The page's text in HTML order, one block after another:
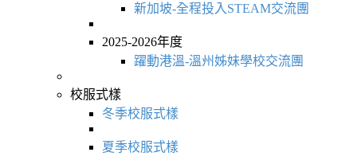
新加坡-全程投入STEAM交流團
2025-2026年度
躍動港溫-溫州姊妹學校交流團
校服式樣
冬季校服式樣
夏季校服式樣